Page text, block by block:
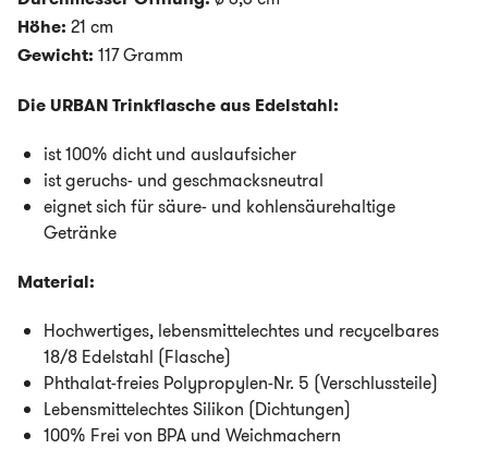
Höhe: 21 cm
Gewicht: 117 Gramm
Die URBAN Trinkflasche aus Edelstahl:
ist 100% dicht und auslaufsicher
ist geruchs- und geschmacksneutral
eignet sich für säure- und kohlensäurehaltige
Getränke
Material:
Hochwertiges, lebensmittelechtes und recycelbares
18/8 Edelstahl (Flasche)
Phthalat-freies Polypropylen-Nr. 5 (Verschlussteile)
Lebensmittelechtes Silikon (Dichtungen)
100% Frei von BPA und Weichmachern